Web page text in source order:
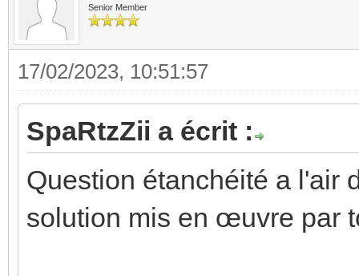
Senior Member
17/02/2023, 10:51:57
SpaRtzZii a écrit :
Question étanchéité a l'air
solution mis en œuvre par